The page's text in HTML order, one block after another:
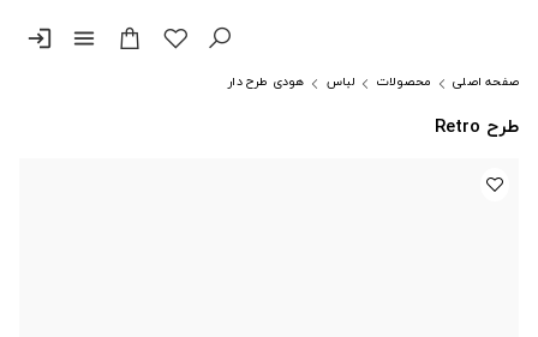
menu
login
صفحه اصلی محصولات لباس هودی طرح دار
طرح Retro